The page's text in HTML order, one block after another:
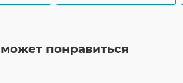
понравиться